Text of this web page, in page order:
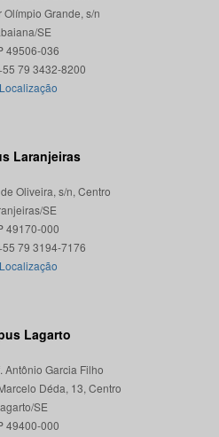
Olímpio Grande, s/n
SE
49506-036
Localização
Laranjeiras
Oliveira, s/n, Centro
SE
49170-000
Localização
Lagarto
Antônio Garcia Filho
Déda, 13, Centro
SE
49400-000